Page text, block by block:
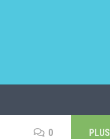
0 PLUS